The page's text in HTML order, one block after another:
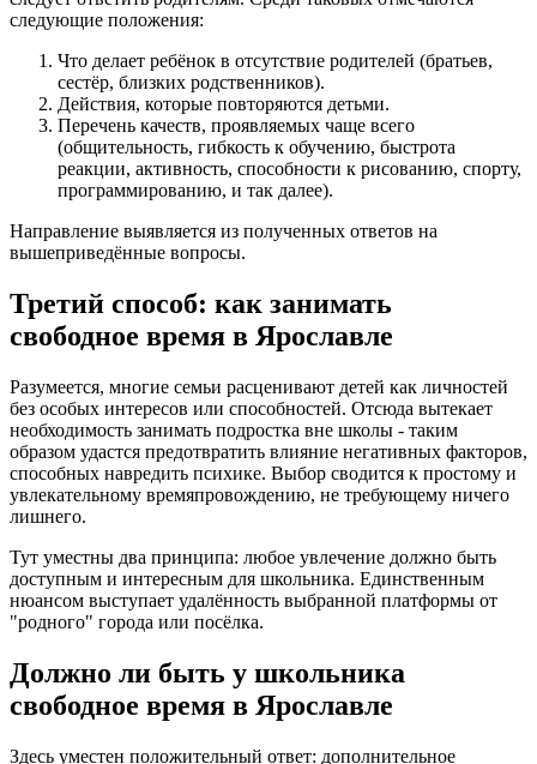
следующие положения:
Что делает ребёнок в отсутствие родителей (братьев,
сестёр, близких родственников).
Действия, которые повторяются детьми.
Перечень качеств, проявляемых чаще всего
(общительность, гибкость к обучению, быстрота
реакции, активность, способности к рисованию, спорту,
программированию, и так далее).
Направление выявляется из полученных ответов на
вышеприведённые вопросы.
Третий способ: как занимать
свободное время в Ярославле
Разумеется, многие семьи расценивают детей как личностей
без особых интересов или способностей. Отсюда вытекает
необходимость занимать подростка вне школы - таким
образом удастся предотвратить влияние негативных факторов,
способных навредить психике. Выбор сводится к простому и
увлекательному времяпровождению, не требующему ничего
лишнего.
Тут уместны два принципа: любое увлечение должно быть
доступным и интересным для школьника. Единственным
нюансом выступает удалённость выбранной платформы от
"родного" города или посёлка.
Должно ли быть у школьника
свободное время в Ярославле
Здесь уместен положительный ответ: дополнительное